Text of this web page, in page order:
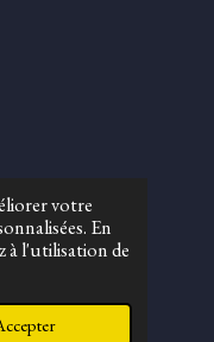
votre
En
à l'utilisation de